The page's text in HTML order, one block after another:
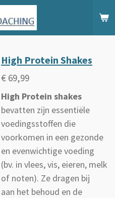
High Protein Shakes
€ 69,99
High Protein shakes
bevatten zijn essentiële
voedingsstoffen die
voorkomen in een gezonde
en evenwichtige voeding
(bv. in vlees, vis, eieren, melk
of noten). Ze dragen bij
aan het behoud en de